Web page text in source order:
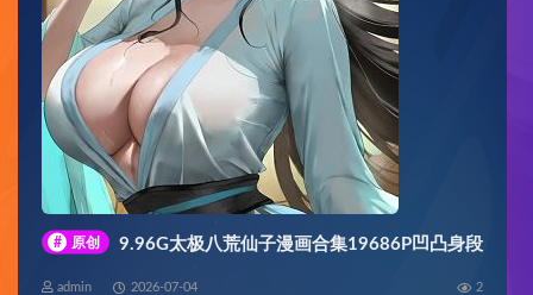
# 原创 9.96G太极八荒仙子漫画合集19686P凹凸身段
admin 2026-07-04 2